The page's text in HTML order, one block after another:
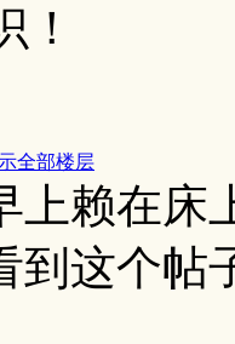
！
全部楼层
上赖在床
到这个帖